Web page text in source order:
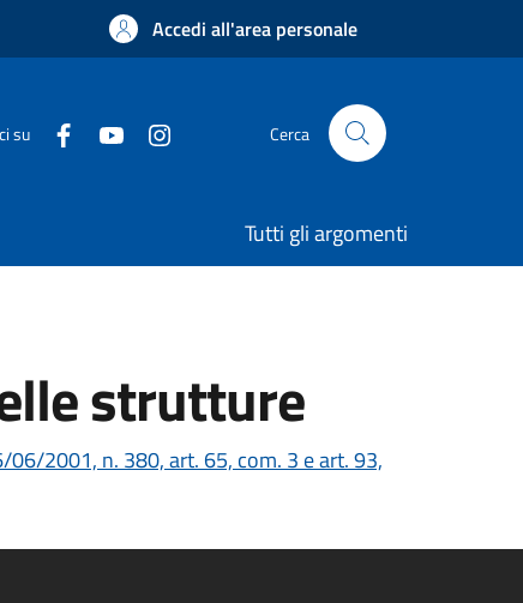
Accedi all'area personale
su Cerca
Tutti gli argomenti
strutture
2001, n. 380, art. 65, com. 3 e art. 93,